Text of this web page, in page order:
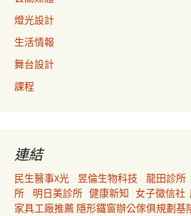
燈光設計
生活情報
舞台設計
課程
連結
民生醫事X光 昱倫生物科技 龍田診所
所
明日美診所 健康新知 女子徵信社
家具工廠推薦 隱形鐵窗辦公傢俱規劃基